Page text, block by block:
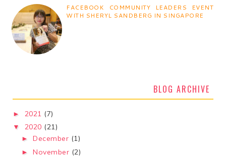
FACEBOOK COMMUNITY LEADERS EVENT
WITH SHERYL SANDBERG IN SINGAPORE
BLOG ARCHIVE
► 2021 (7)
▼ 2020 (21)
►December (1)
►November (2)